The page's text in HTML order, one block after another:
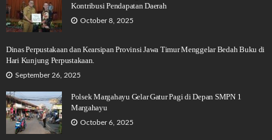
Kontribusi Pendapatan Daerah
October 8, 2025
Dinas Perpustakaan dan Kearsipan Provinsi Jawa Timur Menggelar Bedah Buku di
Hari Kunjung Perpustakaan.
September 26, 2025
Polsek Margahayu Gelar Gatur Pagi di Depan SMPN 1
Margahayu
October 6, 2025